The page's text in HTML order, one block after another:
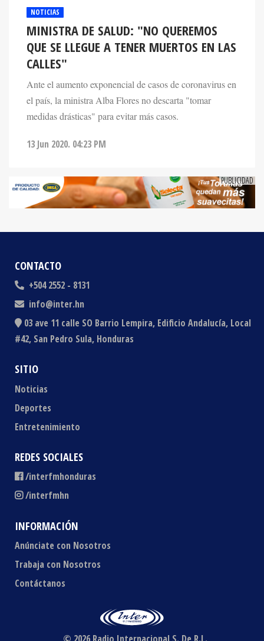
MINISTRA DE SALUD: "NO QUEREMOS
QUE SE LLEGUE A TENER MUERTOS EN LAS
CALLES"
Ante el aumento exponencial de casos de coronavirus en
el país, la ministra Alba Flores no descarta "tomar
medidas drásticas" para evitar más casos.
CONTACTO
+504 2552 - 8131
info@inter.hn
03 ave 11 calle SO Barrio Lempira, Edificio Andalucía, Local
#42, San Pedro Sula, Honduras
SITIO
Noticias
Deportes
Entretenimiento
REDES SOCIALES
/interfmhonduras
/interfmhn
INFORMACIÓN
Anúnciate con Nosotros
Trabaja con Nosotros
Contáctanos